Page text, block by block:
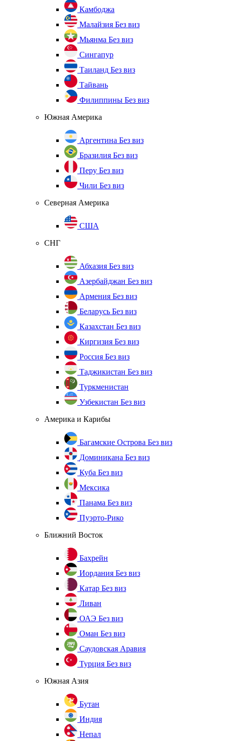
Камбоджа
Малайзия Без виз
Мьянма Без виз
Сингапур
Таиланд Без виз
Тайвань
Филиппины Без виз
Южная Америка
Аргентина Без виз
Бразилия Без виз
Перу Без виз
Чили Без виз
Северная Америка
США
СНГ
Абхазия Без виз
Азербайджан Без виз
Армения Без виз
Беларусь Без виз
Казахстан Без виз
Киргизия Без виз
Россия Без виз
Таджикистан Без виз
Туркменистан
Узбекистан Без виз
Америка и Карибы
Багамские Острова Без виз
Доминикана Без виз
Куба Без виз
Мексика
Панама Без виз
Пуэрто-Рико
Ближний Восток
Бахрейн
Иордания Без виз
Катар Без виз
Ливан
ОАЭ Без виз
Оман Без виз
Саудовская Аравия
Турция Без виз
Южная Азия
Бутан
Индия
Непал